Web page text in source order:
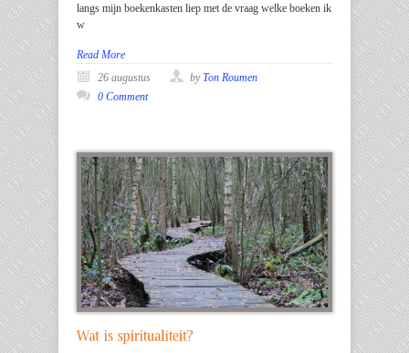
langs mijn boekenkasten liep met de vraag welke boeken ik
w
Read More
26 augustus
byTon Roumen
0 Comment